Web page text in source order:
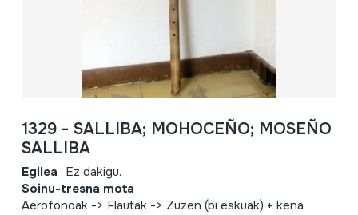
1329 - SALLIBA; MOHOCEÑO; MOSEÑO
SALLIBA
Egilea Ez dakigu.
Soinu-tresna mota
Aerofonoak -> Flautak -> Zuzen (bi eskuak) + kena